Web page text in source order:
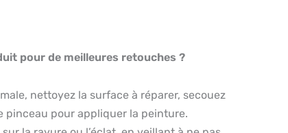
pour de meilleures retouches ?
nettoyez la surface à réparer, secouez
pinceau pour appliquer la peinture.